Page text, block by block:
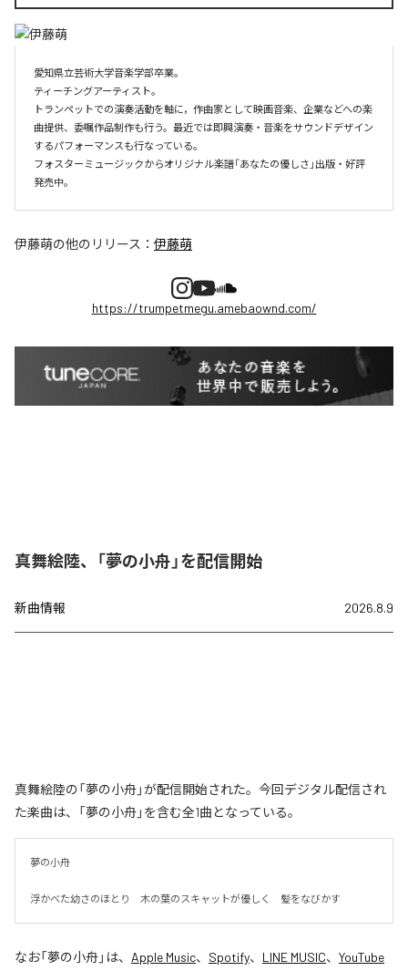
愛知県立芸術大学音楽学部卒業。
ティーチングアーティスト。
トランペットでの演奏活動を軸に，作曲家として映画音楽、企業などへの楽
曲提供、委嘱作品制作も行う。最近では即興演奏・音楽をサウンドデザイン
するパフォーマンスも行なっている。
フォスターミュージックからオリジナル楽譜「あなたの優しさ」出版・好評
伊藤萌の他のリリース： 伊藤萌
https://trumpetmegu.amebaownd.com/
真舞絵陸、「夢の小舟」を配信開始
新曲情報 2026.8.9
真舞絵陸の「夢の小舟」が配信開始された。今回デジタル配信され
た楽曲は、「夢の小舟」を含む全1曲となっている。
夢の小舟
浮かべた幼さのほとり　木の葉のスキャットが優しく　髪をなびかす
なお「夢の小舟」は、 Apple Music、 Spotify、 LINE MUSIC、 YouTube